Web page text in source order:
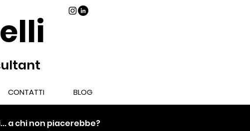
CONTATTI BLOG
a chi non piacerebbe?